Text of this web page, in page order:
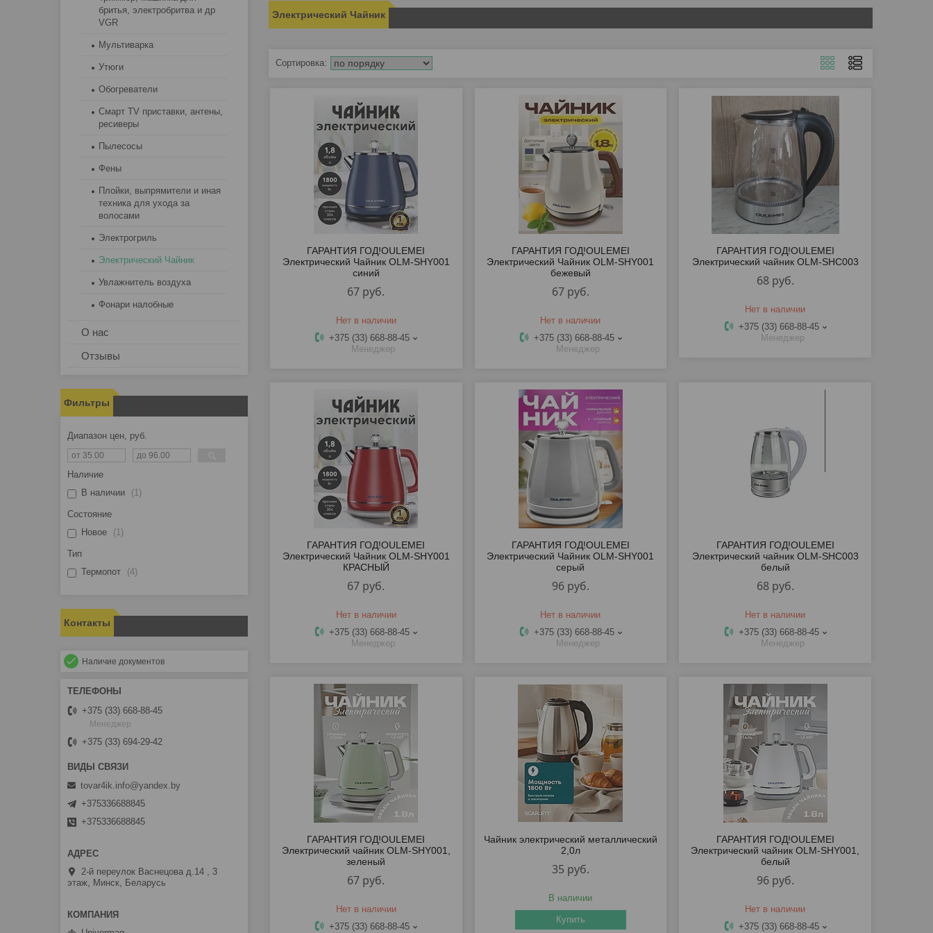
Электрический Чайник
ГАРАНТИЯ ГОД!OULEMEI
Электрический Чайник OLM-SHY001
синий
67 руб.
Нет в наличии
+375 (33) 668-88-45
Менеджер
ГАРАНТИЯ ГОД!OULEMEI
Электрический Чайник OLM-SHY001
бежевый
67 руб.
Нет в наличии
+375 (33) 668-88-45
Менеджер
ГАРАНТИЯ ГОД!OULEMEI
Электрический чайник OLM-SHC003
68 руб.
Нет в наличии
+375 (33) 668-88-45
Менеджер
ГАРАНТИЯ ГОД!OULEMEI
Электрический Чайник OLM-SHY001
КРАСНЫЙ
67 руб.
Нет в наличии
+375 (33) 668-88-45
Менеджер
ГАРАНТИЯ ГОД!OULEMEI
Электрический Чайник OLM-SHY001
серый
96 руб.
Нет в наличии
+375 (33) 668-88-45
Менеджер
ГАРАНТИЯ ГОД!OULEMEI
Электрический чайник OLM-SHC003
белый
68 руб.
Нет в наличии
+375 (33) 668-88-45
Менеджер
ГАРАНТИЯ ГОД!OULEMEI
Электрический чайник OLM-SHY001,
зеленый
67 руб.
Нет в наличии
+375 (33) 668-88-45
Чайник электрический металлический
2,0л
35 руб.
В наличии
Купить
ГАРАНТИЯ ГОД!OULEMEI
Электрический чайник OLM-SHY001,
белый
96 руб.
Нет в наличии
+375 (33) 668-88-45
бритья, электробритва и др
VGR
Мультиварка
Утюги
Обогреватели
Смарт TV приставки, антены,
ресиверы
Пылесосы
Фены
Плойки, выпрямители и иная
техника для ухода за
волосами
Электрогриль
Электрический Чайник
Увлажнитель воздуха
Фонари налобные
О нас
Отзывы
Фильтры
Диапазон цен, руб.
Наличие
В наличии
1
Состояние
Новое
1
Тип
Термопот
4
Контакты
Наличие документов
+375 (33) 668-88-45
Менеджер
+375 (33) 694-29-42
tovar4ik.info@yandex.by
+375336688845
+375336688845
2-й переулок Васнецова д.14 , 3
этаж, Минск, Беларусь